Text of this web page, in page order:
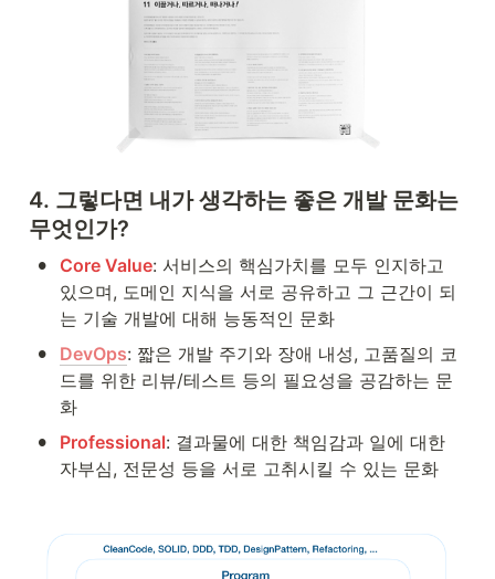
4. 그렇다면 내가 생각하는 좋은 개발 문화는
무엇인가?
• Core Value: 서비스의 핵심가치를 모두 인지하고
있으며, 도메인 지식을 서로 공유하고 그 근간이 되
는 기술 개발에 대해 능동적인 문화
• DevOps: 짧은 개발 주기와 장애 내성, 고품질의 코
드를 위한 리뷰/테스트 등의 필요성을 공감하는 문
화
• Professional: 결과물에 대한 책임감과 일에 대한
자부심, 전문성 등을 서로 고취시킬 수 있는 문화